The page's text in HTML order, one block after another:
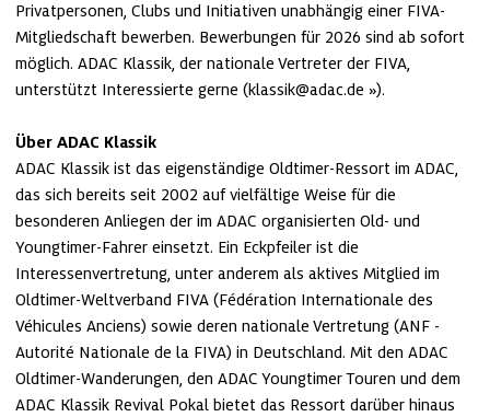
Privatpersonen, Clubs und Initiativen unabhängig einer FIVA-
Mitgliedschaft bewerben. Bewerbungen für 2026 sind ab sofort
möglich. ADAC Klassik, der nationale Vertreter der FIVA,
unterstützt Interessierte gerne (klassik@adac.de ).
Über ADAC Klassik
ADAC Klassik ist das eigenständige Oldtimer-Ressort im ADAC,
das sich bereits seit 2002 auf vielfältige Weise für die
besonderen Anliegen der im ADAC organisierten Old- und
Youngtimer-Fahrer einsetzt. Ein Eckpfeiler ist die
Interessenvertretung, unter anderem als aktives Mitglied im
Oldtimer-Weltverband FIVA (Fédération Internationale des
Véhicules Anciens) sowie deren nationale Vertretung (ANF -
Autorité Nationale de la FIVA) in Deutschland. Mit den ADAC
Oldtimer-Wanderungen, den ADAC Youngtimer Touren und dem
ADAC Klassik Revival Pokal bietet das Ressort darüber hinaus